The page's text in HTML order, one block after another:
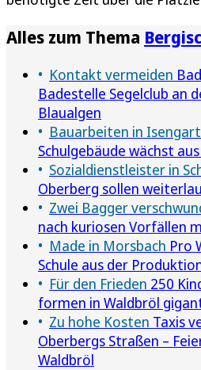
Alles zum Thema
Kontakt vermeiden
Badestelle Segelclub an
Blaualgen
Bauarbeiten in
Schulgebäude wächst
Sozialdienstleister in
Oberberg sollen
Zwei Bagger
nach kuriosen Vorfällen
Made in Morsbach Pro
Schule aus der
Für den Frieden 250
formen in Waldbröl
Zu hohe Kosten Taxis
Oberbergs Straßen –
Waldbröl